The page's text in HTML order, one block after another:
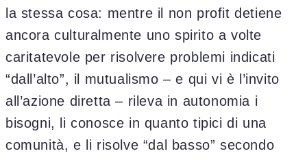
la stessa cosa: mentre il non profit detiene
ancora culturalmente uno spirito a volte
caritatevole per risolvere problemi indicati
“dall’alto”, il mutualismo – e qui vi è l’invito
all’azione diretta – rileva in autonomia i
bisogni, li conosce in quanto tipici di una
comunità, e li risolve “dal basso” secondo